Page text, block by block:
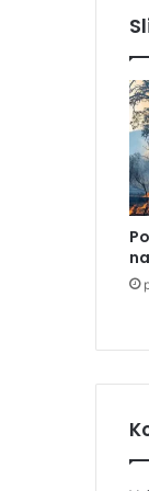
p
i
l
a
f
r
m
a
k
o
j
a
z